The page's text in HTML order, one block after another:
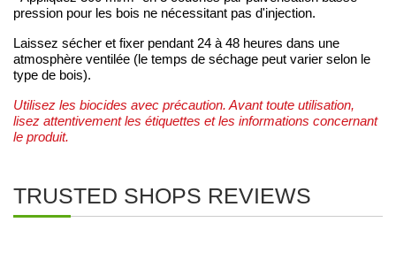
pression pour les bois ne nécessitant pas d'injection.
Laissez sécher et fixer pendant 24 à 48 heures dans une
atmosphère ventilée (le temps de séchage peut varier selon le
type de bois).
Utilisez les biocides avec précaution. Avant toute utilisation,
lisez attentivement les étiquettes et les informations concernant
le produit.
TRUSTED SHOPS REVIEWS